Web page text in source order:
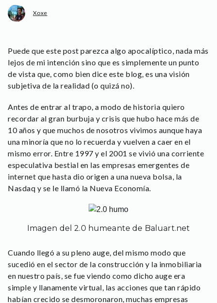
Xoxe
Puede que este post parezca algo apocalíptico, nada más
lejos de mi intención sino que es simplemente un punto
de vista que, como bien dice este blog, es una visión
subjetiva de la realidad (o quizá no).
Antes de entrar al trapo, a modo de historia quiero
recordar al gran burbuja y crisis que hubo hace más de
10 años y que muchos de nosotros vivimos aunque haya
una minoría que no lo recuerda y vuelven a caer en el
mismo error. Entre 1997 y el 2001 se vivió una corriente
especulativa bestial en las empresas emergentes de
internet que hasta dio origen a una nueva bolsa, la
Nasdaq y se le llamó la Nueva Economía.
Imagen del 2.0 humeante de Baluart.net
Cuando llegó a su pleno auge, del mismo modo que
sucedió en el sector de la construcción y la inmobiliaria
en nuestro país, se fue viendo como dicho auge era
simple y llanamente virtual, las acciones que tan rápido
habían crecido se desmoronaron, muchas empresas